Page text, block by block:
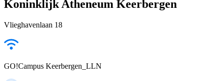
Koninklijk Atheneum Keerbergen
Vlieghavenlaan 18
GO!Campus Keerbergen_LLN